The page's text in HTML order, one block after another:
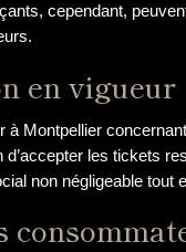
cependant,
en vigueur
à Montpellier
d’accepter les tickets
non négligeable